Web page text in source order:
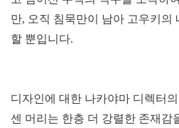
만, 오직 침묵만이 남아 고우키의
할 뿐입니다.
디자인에 대한 나카야마 디렉터
센 머리는 한층 더 강렬한 존재감